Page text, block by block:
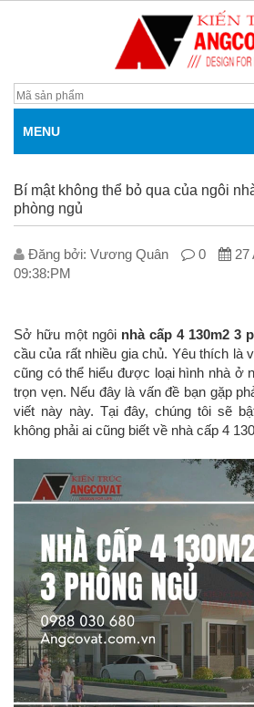
MENU
Bí mật không thể bỏ qua của ngôi
phòng ngủ
Đăng bởi: V­ương Quân 0
27
09:38:PM
Sở hữu một ngôi nhà cấp 4 130m2 3
cầu của rất nhiều gia chủ. Yêu thích là
cũng có thể hiểu được loại hình nhà ở
trọn vẹn. Nếu đây là vấn đề bạn gặp
viết này này. Tại đây, chúng tôi sẽ
không phải ai cũng biết về nhà cấp 4